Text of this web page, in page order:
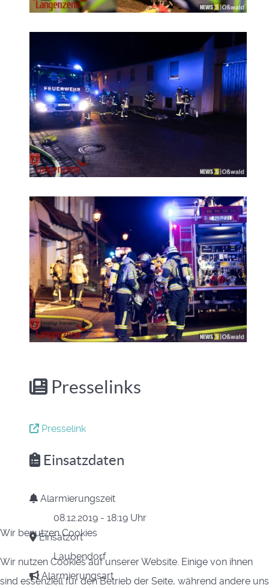
Presselinks
Presselink
Einsatzdaten
Alarmierungszeit
08.12.2019 - 18:19 Uhr
Einsatzort
Laubendorf
Alarmierungsart
Wir benutzen Cookies
Wir nutzen Cookies auf unserer Website. Einige von ihnen
sind essenziell für den Betrieb der Seite, während andere uns